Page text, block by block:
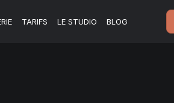
TARIFS LE STUDIO BLOG